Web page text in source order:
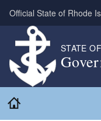
Skip to main content
Official State of Rhode
STATE